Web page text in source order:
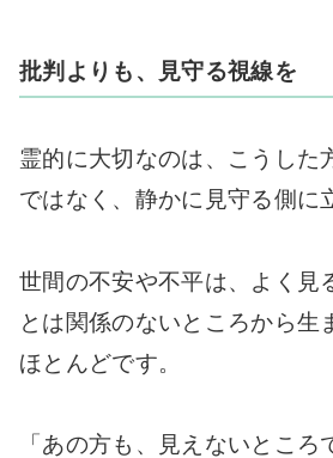
批判よりも、見守る視線を
霊的に大切なのは、こうした
ではなく、静かに見守る側に
世間の不安や不平は、よく見
とは関係のないところから生
ほとんどです。
「あの方も、見えないところ